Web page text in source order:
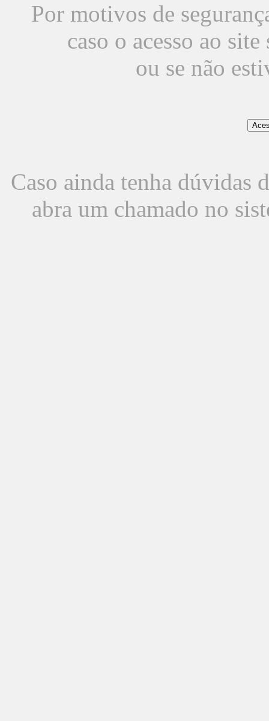
Por motivos de
caso o acesso ao
ou se não
Caso ainda tenha dúvidas
abra um chamado no